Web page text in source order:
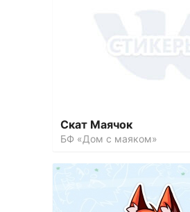
Скат Маячок
БФ «Дом с маяком»